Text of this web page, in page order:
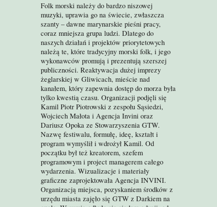
Folk morski należy do bardzo niszowej
muzyki, uprawia go na świecie, zwłaszcza
szanty – dawne marynarskie pieśni pracy,
coraz mniejsza grupa ludzi. Dlatego do
naszych działań i projektów priorytetowych
należą te, które tradycyjny morski folk, i jego
wykonawców promują i prezentują szerszej
publiczności. Reaktywacja dużej imprezy
żeglarskiej w Gliwicach, mieście nad
kanałem, który zapewnia dostęp do morza była
tylko kwestią czasu. Organizacji podjęli się
Kamil Piotr Piotrowski z zespołu Sąsiedzi,
Wojciech Małota i Agencja Invini oraz
Dariusz Opoka ze Stowarzyszenia GTW.
Nazwę festiwalu, formułę, ideę, kształt i
program wymyślił i wdrożył Kamil. Od
początku był też kreatorem, szefem
programowym i project managerem całego
wydarzenia. Wizualizacje i materiały
graficzne zaprojektowała Agencja INVINI.
Organizacją miejsca, pozyskaniem środków z
urzędu miasta zajęło się GTW z Darkiem na